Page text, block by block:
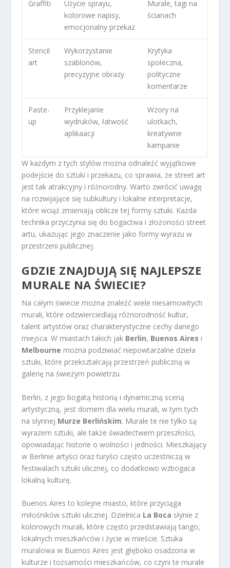
Graffiti
Użycie sprayu,
kolorowe napisy,
emocjonalny przekaz
Murale, tagi na
ścianach
Stencil
art
Wykorzystanie
szablonów,
precyzyjne obrazy
Krytyka
społeczna,
polityczne
komentarze
Paste-
up
Przyklejanie
wydruków, łatwość
aplikaacji
Wzory na
ulotkach,
kreatywne
kampanie
W każdym z tych stylów można odnaleźć wyjątkowe
podejście do sztuki i przekazu, co sprawia, że street art
jest tak atrakcyjny i różnorodny. Warto zwrócić uwagę
na rozwijające się subkultury i lokalne interpretacje,
które wciąż zmieniają oblicze tej formy sztuki. Każda
technika przyczynia się do bogactwa i złożoności street
artu, ukazując jego znaczenie jako formy wyrazu w
przestrzeni publicznej.
GDZIE ZNAJDUJĄ SIĘ NAJLEPSZE
MURALE NA ŚWIECIE?
Na całym świecie można znaleźć wiele niesamowitych
murali, które odzwierciedlają różnorodność kultur,
talent artystów oraz charakterystyczne cechy danego
miejsca. W miastach takich jak Berlin, Buenos Aires i
Melbourne można podziwiać niepowtarzalne dzieła
sztuki, które przekształcają przestrzeń publiczną w
galerię na świeżym powietrzu.
Berlin, z jego bogatą historią i dynamiczną sceną
artystyczną, jest domem dla wielu murali, w tym tych
na słynnej Murze Berlińskim. Murale te nie tylko są
wyrazem sztuki, ale także świadectwem przeszłości,
opowiadając historie o wolności i jedności. Mieszkający
w Berlinie artyści oraz turyści często uczestniczą w
festiwalach sztuki ulicznej, co dodatkowo wzbogaca
lokalną kulturę.
Buenos Aires to kolejne miasto, które przyciąga
miłośników sztuki ulicznej. Dzielnica La Boca słynie z
kolorowych murali, które często przedstawiają tango,
lokalnych mieszkańców i życie w mieście. Sztuka
muralowa w Buenos Aires jest głęboko osadzona w
kulturze i tożsamości mieszkańców, co czyni te murale